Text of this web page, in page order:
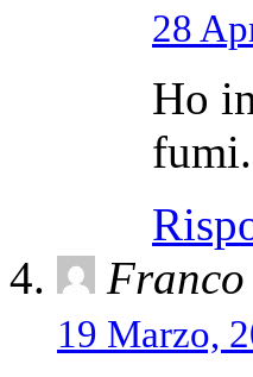
28
Ho
fumi.
Franco
19 Marzo,